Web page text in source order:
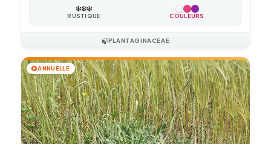
❄️❄️❄️
RUSTIQUE COULEURS
🍃PLANTAGINACEAE
🌻ANNUELLE